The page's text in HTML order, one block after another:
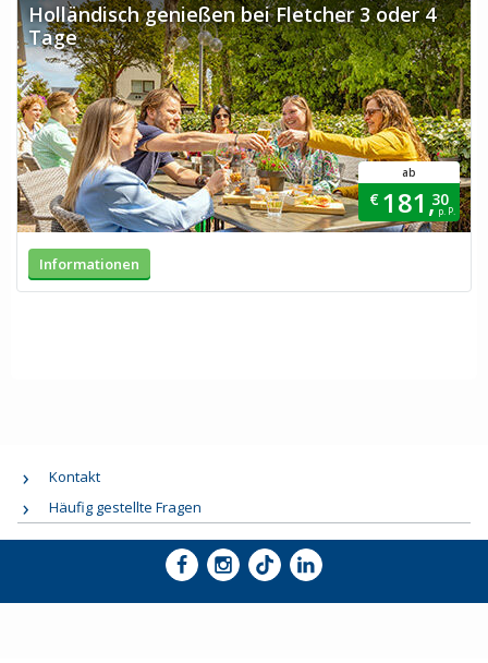
Holländisch genießen bei Fletcher 3 oder 4
Tage
ab
€ 181,30
p. P.
Informationen
Kontakt
Häufig gestellte Fragen